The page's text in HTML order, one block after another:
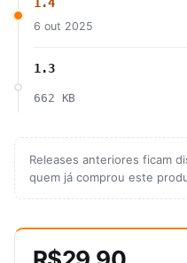
1.4
6 out 2025
1.3
662 KB
Releases anteriores ficam
quem já comprou este